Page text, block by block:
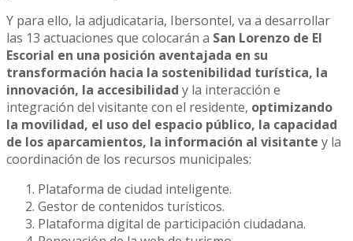
Y para ello, la adjudicataria, Ibersontel, va a desarrollar
las 13 actuaciones que colocarán a San Lorenzo de El
Escorial en una posición aventajada en su
transformación hacia la sostenibilidad turística, la
innovación, la accesibilidad y la interacción e
integración del visitante con el residente, optimizando
la movilidad, el uso del espacio público, la capacidad
de los aparcamientos, la información al visitante y la
coordinación de los recursos municipales:
Plataforma de ciudad inteligente.
Gestor de contenidos turísticos.
Plataforma digital de participación ciudadana.